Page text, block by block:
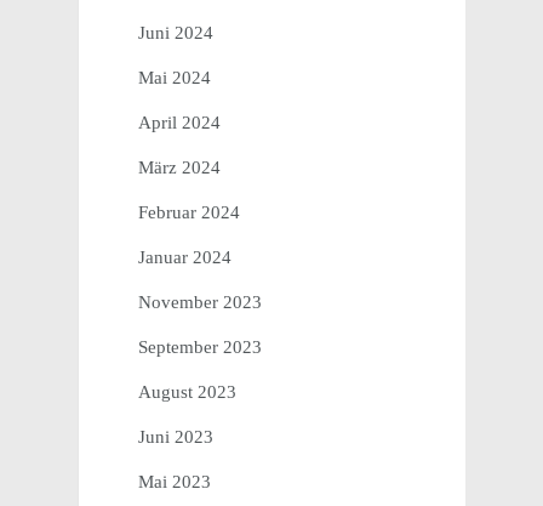
Juni 2024
Mai 2024
April 2024
März 2024
Februar 2024
Januar 2024
November 2023
September 2023
August 2023
Juni 2023
Mai 2023